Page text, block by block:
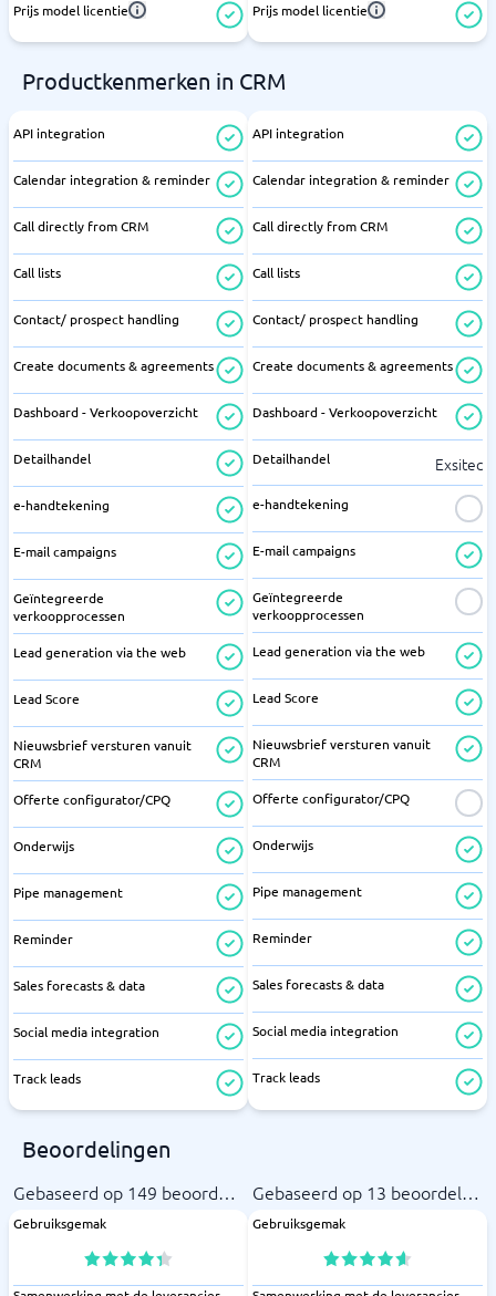
Prijs model licentie Prijs model licentie
Productkenmerken in CRM
API integration
Calendar integration & reminder
Call directly from CRM
Call lists
Contact/ prospect handling
Create documents & agreements
Dashboard - Verkoopoverzicht
Detailhandel
e-handtekening
E-mail campaigns
Geïntegreerde
verkoopprocessen
Lead generation via the web
Lead Score
Nieuwsbrief versturen vanuit
CRM
Offerte configurator/CPQ
Onderwijs
Pipe management
Reminder
Sales forecasts & data
Social media integration
Track leads
API integration
Calendar integration & reminder
Call directly from CRM
Call lists
Contact/ prospect handling
Create documents & agreements
Dashboard - Verkoopoverzicht
Detailhandel Exsitec
e-handtekening
E-mail campaigns
Geïntegreerde
verkoopprocessen
Lead generation via the web
Lead Score
Nieuwsbrief versturen vanuit
CRM
Offerte configurator/CPQ
Onderwijs
Pipe management
Reminder
Sales forecasts & data
Social media integration
Track leads
Beoordelingen
Gebaseerd op 149 beoordeli
ngen
Gebaseerd op 13 beoordelin
gen
Gebruiksgemak Gebruiksgemak